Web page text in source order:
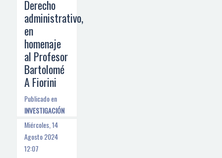
Derecho
administrativo,
en
homenaje
al Profesor
Bartolomé
A Fiorini
Publicado en
INVESTIGACIÓN
Miércoles, 14
Agosto 2024
12:07